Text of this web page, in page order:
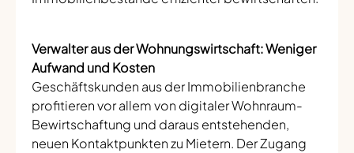
Verwalter aus der Wohnungswirtschaft: Weniger
Aufwand und Kosten
Geschäftskunden aus der Immobilienbranche
profitieren vor allem von digitaler Wohnraum-
Bewirtschaftung und daraus entstehenden,
neuen Kontaktpunkten zu Mietern. Der Zugang